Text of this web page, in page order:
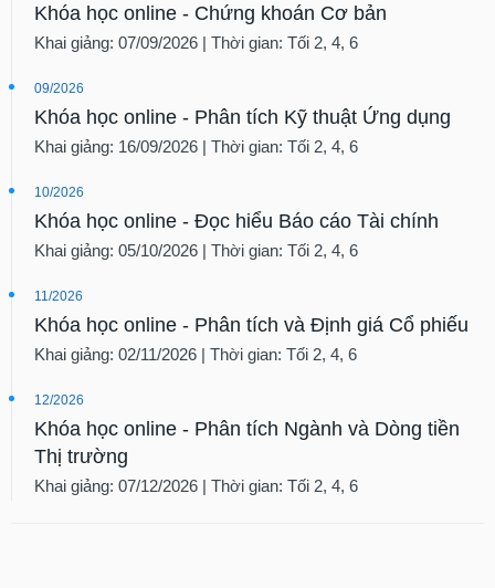
Khóa học online - Chứng khoán Cơ bản
Khai giảng: 07/09/2026 | Thời gian: Tối 2, 4, 6
09/2026
Khóa học online - Phân tích Kỹ thuật Ứng dụng
Khai giảng: 16/09/2026 | Thời gian: Tối 2, 4, 6
10/2026
Khóa học online - Đọc hiểu Báo cáo Tài chính
Khai giảng: 05/10/2026 | Thời gian: Tối 2, 4, 6
11/2026
Khóa học online - Phân tích và Định giá Cổ phiếu
Khai giảng: 02/11/2026 | Thời gian: Tối 2, 4, 6
12/2026
Khóa học online - Phân tích Ngành và Dòng tiền
Thị trường
Khai giảng: 07/12/2026 | Thời gian: Tối 2, 4, 6